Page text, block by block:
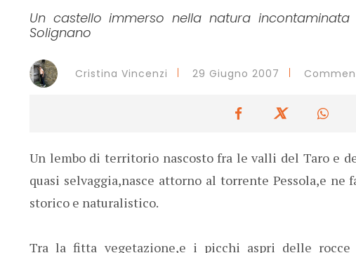
Un castello immerso nella natura
Solignano
Cristina Vincenzi 29 Giugno 2007
Un lembo di territorio nascosto fra le valli del Taro e
quasi selvaggia,nasce attorno al torrente Pessola,e
storico e naturalistico.
Tra la fitta vegetazione,e i picchi aspri delle rocce